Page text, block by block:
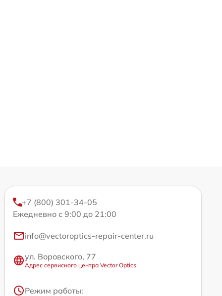
+7 (800) 301-34-05
Ежедневно с 9:00 до 21:00
info@vectoroptics-repair-center.ru
ул. Воровского, 77
Адрес сервисного центра Vector Optics
Режим работы: